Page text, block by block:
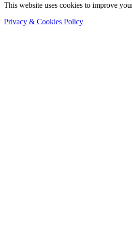
This website uses cookies to improve
Privacy & Cookies Policy